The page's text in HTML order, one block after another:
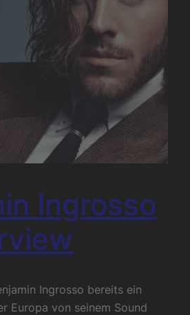
Ingrosso
Ingrosso bereits ein
Europa von seinem Sound